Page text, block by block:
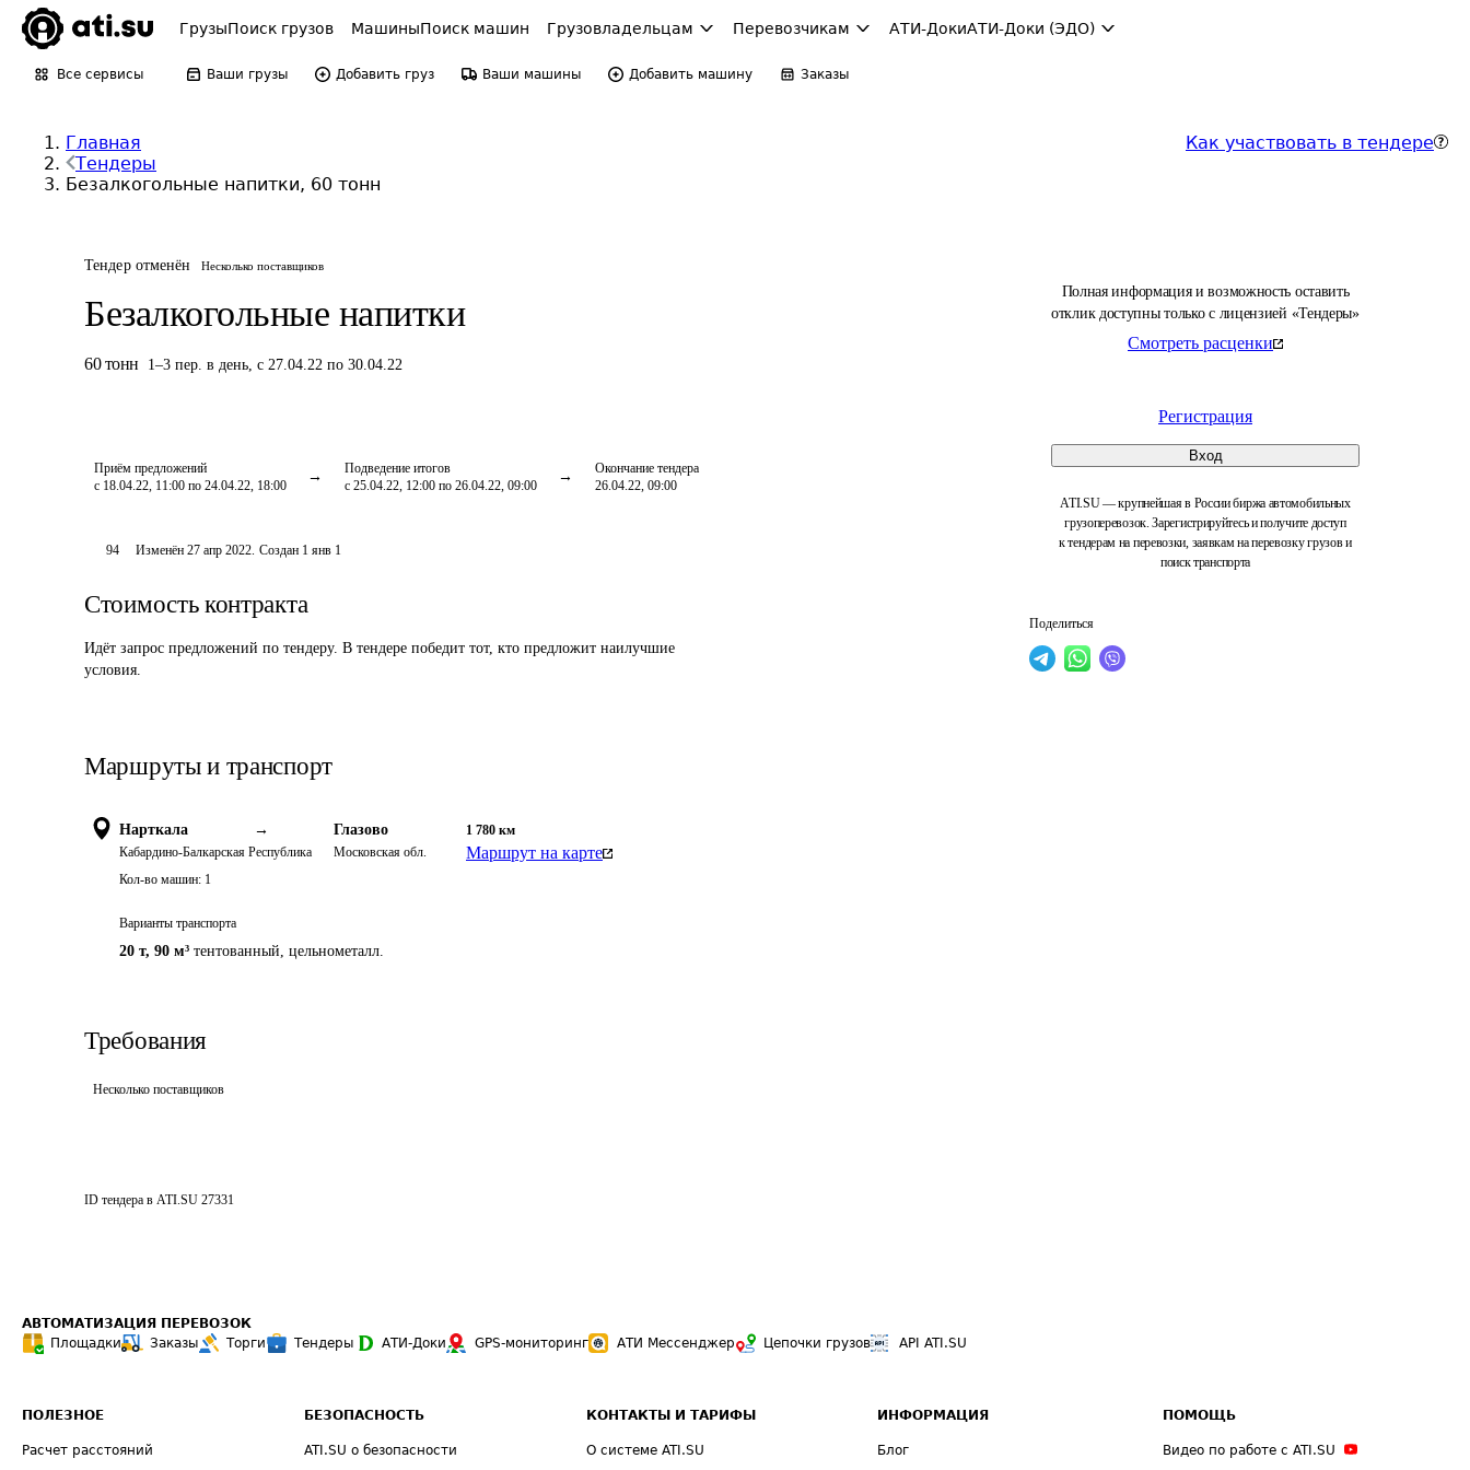
ГрузыПоиск грузов МашиныПоиск машин Грузовладельцам Перевозчикам АТИ-ДокиАТИ-Доки (ЭДО)
Все сервисы Ваши грузы Добавить груз Ваши машины Добавить машину Заказы
Главная
Тендеры
Безалкогольные напитки, 60 тонн
Как участвовать в тендере
Тендер отменён Несколько поставщиков
Безалкогольные напитки
60 тонн 1–3 пер. в день, с 27.04.22 по 30.04.22
Приём предложений
с 18.04.22, 11:00 по 24.04.22, 18:00
Подведение итогов
с 25.04.22, 12:00 по 26.04.22, 09:00
Окончание тендера
26.04.22, 09:00
Полная информация и возможность оставить
отклик доступны только с лицензией «Тендеры»
Смотреть расценки
Регистрация
Вход
ATI.SU — крупнейшая в России биржа автомобильных
грузоперевозок. Зарегистрируйтесь и получите доступ
к тендерам на перевозки, заявкам на перевозку грузов и
поиск транспорта
Поделиться
94 Изменён27 апр 2022. Создан 1 янв 1
Стоимость контракта
Идёт запрос предложений по тендеру. В тендере победит тот, кто предложит наилучшие
условия.
Маршруты и транспорт
Нарткала →
Кабардино-Балкарская Республика
Глазово
Московская обл.
1 780 км
Маршрут на карте
Кол-во машин: 1
Варианты транспорта
20 т, 90 м³ тентованный, цельнометалл.
Требования
Несколько поставщиков
ID тендера в ATI.SU 27331
АВТОМАТИЗАЦИЯ ПЕРЕВОЗОК
Площадки
Заказы Торги Тендеры АТИ-Доки GPS-мониторинг АТИ Мессенджер Цепочки грузов API ATI.SU
ПОЛЕЗНОЕ
Расчет расстояний
БЕЗОПАСНОСТЬ
ATI.SU о безопасности
КОНТАКТЫ И ТАРИФЫ
О системе ATI.SU
ИНФОРМАЦИЯ
Блог
ПОМОЩЬ
Видео по работе с ATI.SU